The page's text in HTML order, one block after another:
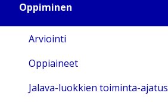
Oppiminen
Arviointi
Oppiaineet
Jalava-luokkien toiminta-ajatus